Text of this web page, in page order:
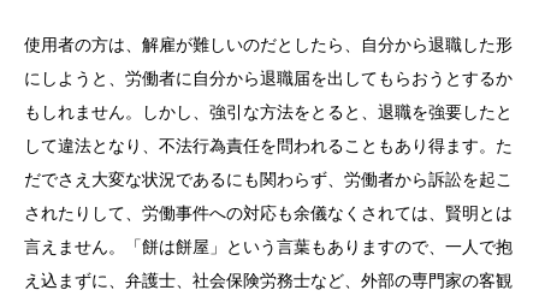
使用者の方は、解雇が難しいのだとしたら、自分から退職した形
にしようと、労働者に自分から退職届を出してもらおうとするか
もしれません。しかし、強引な方法をとると、退職を強要したと
して違法となり、不法行為責任を問われることもあり得ます。た
だでさえ大変な状況であるにも関わらず、労働者から訴訟を起こ
されたりして、労働事件への対応も余儀なくされては、賢明とは
言えません。「餅は餅屋」という言葉もありますので、一人で抱
え込まずに、弁護士、社会保険労務士など、外部の専門家の客観